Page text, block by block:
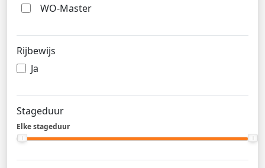
WO-Master
Rijbewijs
Ja
Stageduur
Elke stageduur